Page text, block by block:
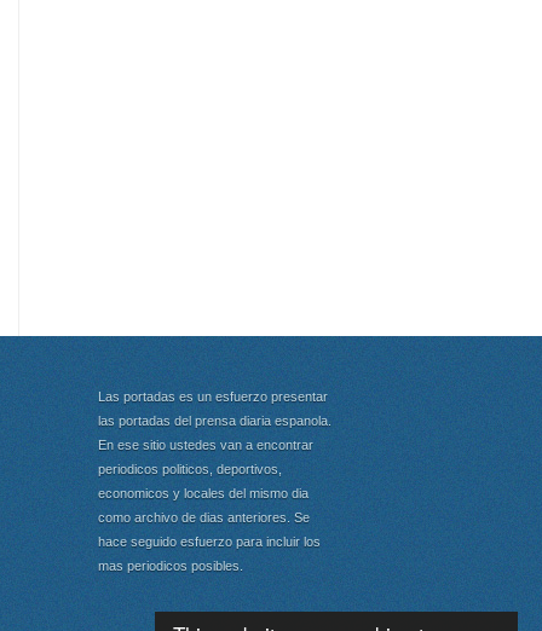
Las portadas es un esfuerzo presentar
las portadas del prensa diaria espanola.
En ese sitio ustedes van a encontrar
periodicos politicos, deportivos,
economicos y locales del mismo dia
como archivo de dias anteriores. Se
hace seguido esfuerzo para incluir los
mas periodicos posibles.